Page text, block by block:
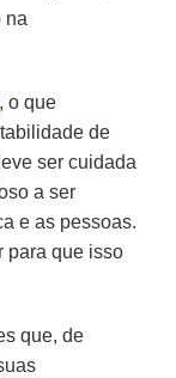
na
, o que
de
ser cuidada
a ser
e as pessoas.
para que isso
que, de